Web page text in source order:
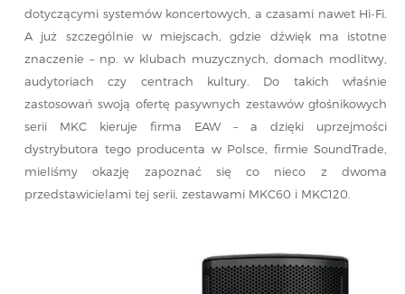
dotyczącymi systemów koncertowych, a czasami nawet Hi-Fi.
A już szczególnie w miejscach, gdzie dźwięk ma istotne
znaczenie – np. w klubach muzycznych, domach modlitwy,
audytoriach czy centrach kultury. Do takich właśnie
zastosowań swoją ofertę pasywnych zestawów głośnikowych
serii MKC kieruje firma EAW – a dzięki uprzejmości
dystrybutora tego producenta w Polsce, firmie SoundTrade,
mieliśmy okazję zapoznać się co nieco z dwoma
przedstawicielami tej serii, zestawami MKC60 i MKC120.